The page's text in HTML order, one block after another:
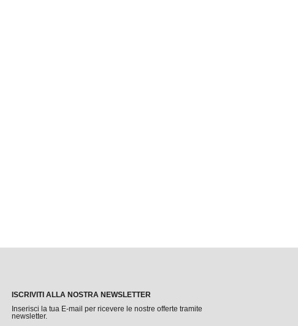
ISCRIVITI ALLA NOSTRA NEWSLETTER
Inserisci la tua E-mail per ricevere le nostre offerte tramite
newsletter.